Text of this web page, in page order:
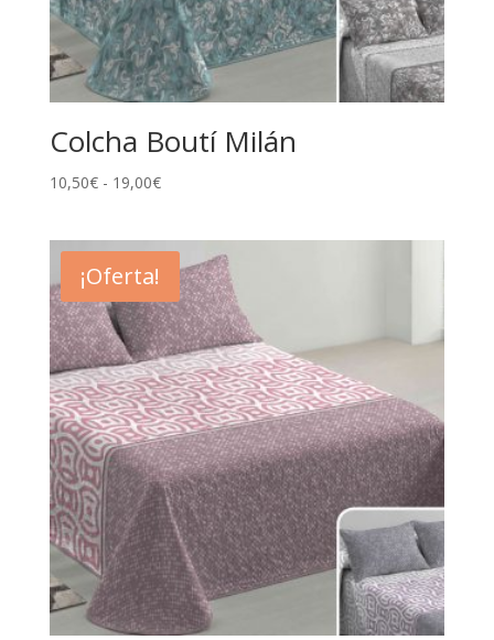
Colcha Boutí Milán
10,50€ - 19,00€Rango
desde
10,50€
hasta
19,00€
¡Oferta!